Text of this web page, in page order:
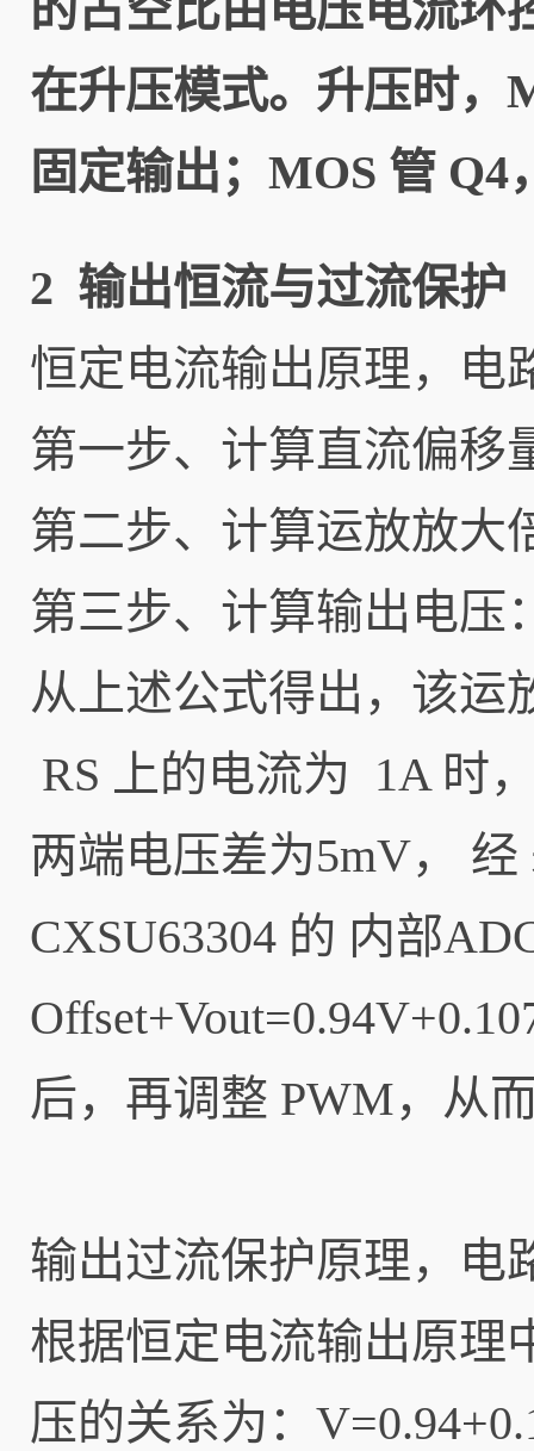
在升压模式。升压时
固定输出；MOS 管
2 输出恒流与过流保护
恒定电流输出原理，电
第一步、计算直流偏移
第二步、计算运放放大
第三步、计算输出电压
从上述公式得出，该运
RS 上的电流为 1A 时
两端电压差为5mV，
CXSU63304 的 内部
后，再调整 PWM，从
输出过流保护原理，电
根据恒定电流输出原
压的关系为：